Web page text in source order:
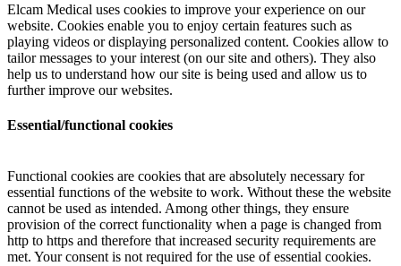
Elcam Medical uses cookies to improve your experience on our
website. Cookies enable you to enjoy certain features such as
playing videos or displaying personalized content. Cookies allow to
tailor messages to your interest (on our site and others). They also
help us to understand how our site is being used and allow us to
further improve our websites.
Essential/functional cookies
Functional cookies are cookies that are absolutely necessary for
essential functions of the website to work. Without these the website
cannot be used as intended. Among other things, they ensure
provision of the correct functionality when a page is changed from
http to https and therefore that increased security requirements are
met. Your consent is not required for the use of essential cookies.